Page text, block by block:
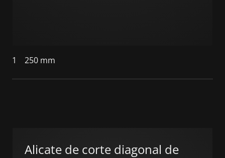
1 250 mm
Alicate de corte diagonal de